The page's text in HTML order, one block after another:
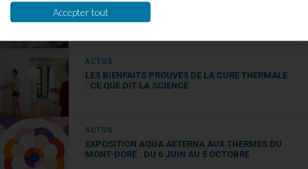
LES GRANDES ETUDES QUI ONT FAIT AVANCER LA
RECHERCHE SUR LE THERMALISME
ACTUS
LES BIENFAITS PROUVES DE LA CURE THERMALE
: CE QUE DIT LA SCIENCE
ACTUS
EXPOSITION AQUA AETERNA AUX THERMES DU
MONT-DORE : DU 6 JUIN AU 5 OCTOBRE
Accepter tout